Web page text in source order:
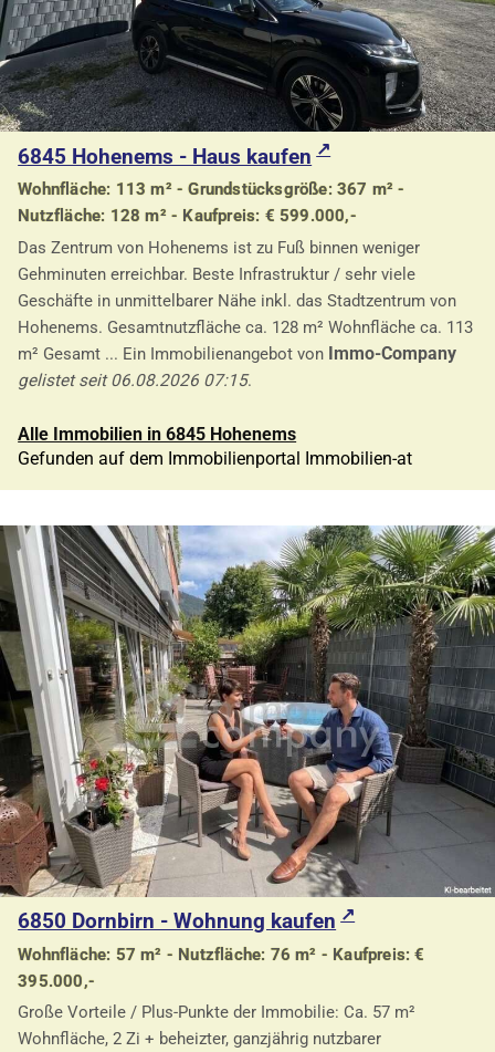
6845 Hohenems - Haus kaufen
Wohnfläche: 113 m² - Grundstücksgröße: 367 m² -
Nutzfläche: 128 m² - Kaufpreis: € 599.000,-
Das Zentrum von Hohenems ist zu Fuß binnen weniger
Gehminuten erreichbar. Beste Infrastruktur / sehr viele
Geschäfte in unmittelbarer Nähe inkl. das Stadtzentrum von
Hohenems. Gesamtnutzfläche ca. 128 m² Wohnfläche ca. 113
m² Gesamt ... Ein Immobilienangebot von Immo-Company
gelistet seit 06.08.2026 07:15.
Alle Immobilien in 6845 Hohenems
Gefunden auf dem Immobilienportal Immobilien-at
6850 Dornbirn - Wohnung kaufen
Wohnfläche: 57 m² - Nutzfläche: 76 m² - Kaufpreis: €
395.000,-
Große Vorteile / Plus-Punkte der Immobilie: Ca. 57 m²
Wohnfläche, 2 Zi + beheizter, ganzjährig nutzbarer